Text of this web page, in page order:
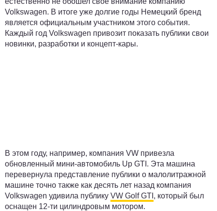
Volkswagen. В итоге уже долгие годы Немецкий бренд
является официальным участником этого события.
Каждый год Volkswagen привозит показать публики свои
новинки, разработки и концепт-кары.
В этом году, например, компания VW привезла
обновленный мини-автомобиль Up GTI. Эта машина
перевернула представление публики о малолитражной
машине точно также как десять лет назад компания
Volkswagen удивила публику VW Golf GTI , который был
оснащен 12-ти цилиндровым мотором.